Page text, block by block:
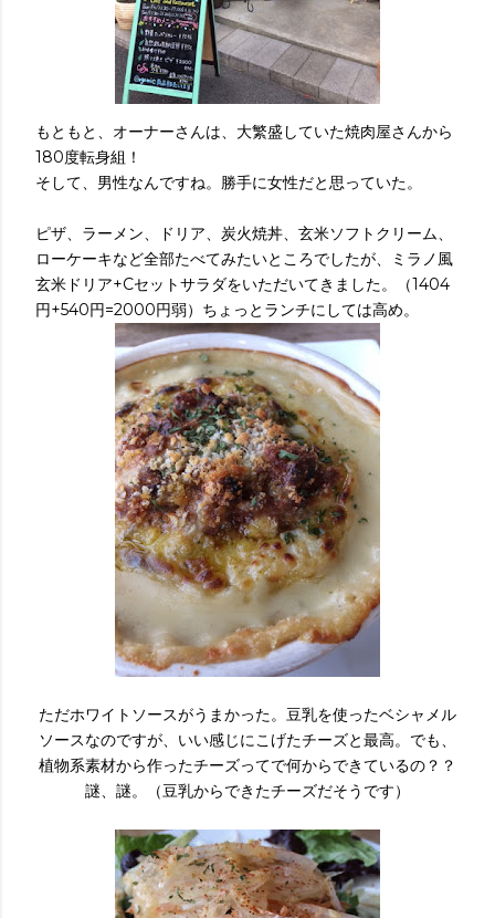
もともと、オーナーさんは、大繁盛していた焼肉屋さんから
180度転身組！
そして、男性なんですね。勝手に女性だと思っていた。
ピザ、ラーメン、ドリア、炭火焼丼、玄米ソフトクリーム、
ローケーキなど全部たべてみたいところでしたが、ミラノ風
玄米ドリア+Cセットサラダをいただいてきました。（1404
円+540円=2000円弱）ちょっとランチにしては高め。
ただホワイトソースがうまかった。豆乳を使ったベシャメル
ソースなのですが、いい感じにこげたチーズと最高。でも、
植物系素材から作ったチーズってで何からできているの？？
謎、謎。（豆乳からできたチーズだそうです）